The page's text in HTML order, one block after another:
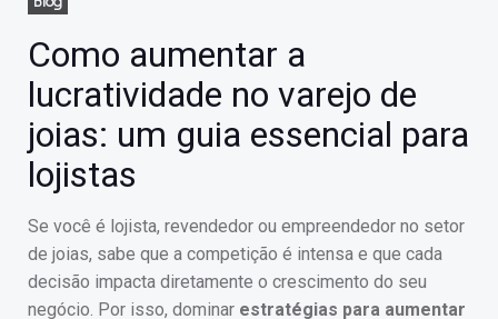
Como aumentar a
lucratividade no varejo de
joias: um guia essencial para
lojistas
Se você é lojista, revendedor ou empreendedor no setor
de joias, sabe que a competição é intensa e que cada
decisão impacta diretamente o crescimento do seu
negócio. Por isso, dominar estratégias para aumentar